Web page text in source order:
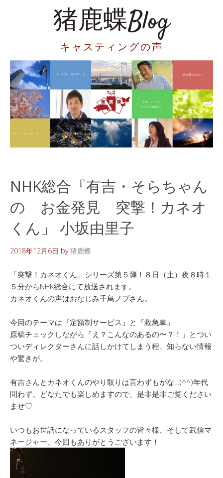
猪鹿蝶Blog
キャスティングの声
NHK総合『有吉・そらちゃん
の お金発見 突撃！カネオ
くん」 小坂由里子
2018年12月6日 by猪鹿蝶
「突撃！カネオくん」シリーズ第５弾！８日（土）夜８時１
５分からNHK総合にて放送されます。
カネオくんの声はおなじみ千鳥ノブさん。
今回のテーマは『定額制サービス』と『救急車』
原稿チェックしながら「え？こんなのあるの〜？！」とつい
ついディレクターさんに話しかけてしまう程、知らない情報
や驚きが。
有吉さんとカネオくんのやり取りは言わずもがな…(^^)年代
問わず、どなたでも楽しめますので、是非是非ご覧ください
ませ♡
いつもお世話になっているスタッフの皆々様、そして武信マ
ネージャー、今回もありがとうございます！